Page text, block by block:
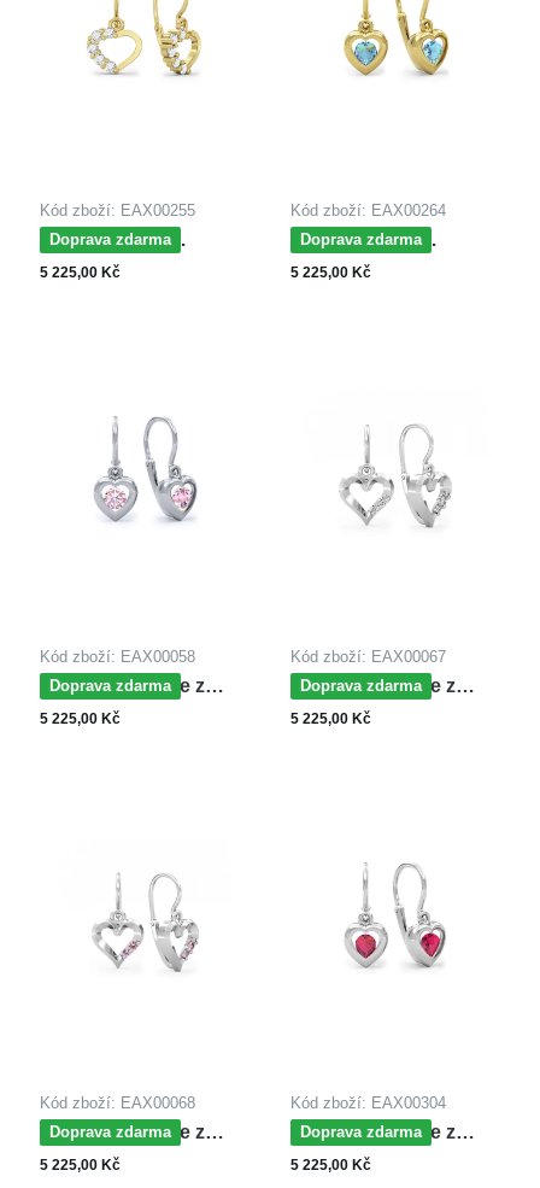
Kód zboží: EAX00255
Doprava zdarma
MOISS dětské
náušnice ze žlutého
5 225,00 Kč
Kód zboží: EAX00264
Doprava zdarma
MOISS dětské
náušnice ze žlutého
5 225,00 Kč
Kód zboží: EAX00058
Doprava zdarma
MOISS náušnice z
bílého zlata SRDCE
5 225,00 Kč
Kód zboží: EAX00067
Doprava zdarma
MOISS náušnice z
bílého zlata SRDCE
5 225,00 Kč
Kód zboží: EAX00068
Doprava zdarma
MOISS náušnice z
bílého zlata SRDCE
5 225,00 Kč
Kód zboží: EAX00304
Doprava zdarma
MOISS náušnice z
bílého zlata SRDCE
5 225,00 Kč